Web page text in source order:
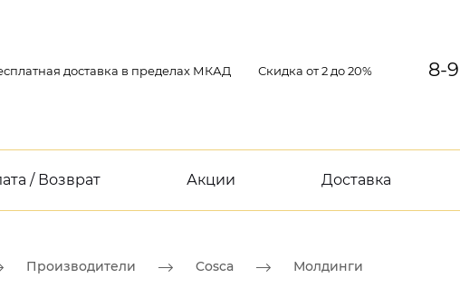
доставка в пределах МКАД Скидка от 2 до 20% 8-
/ Возврат Акции Доставка
Производители Cosca Молдинги